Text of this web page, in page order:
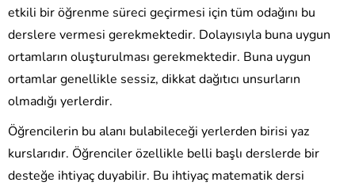
etkili bir öğrenme süreci geçirmesi için tüm odağını bu
derslere vermesi gerekmektedir. Dolayısıyla buna uygun
ortamların oluşturulması gerekmektedir. Buna uygun
ortamlar genellikle sessiz, dikkat dağıtıcı unsurların
olmadığı yerlerdir.
Öğrencilerin bu alanı bulabileceği yerlerden birisi yaz
kurslarıdır. Öğrenciler özellikle belli başlı derslerde bir
desteğe ihtiyaç duyabilir. Bu ihtiyaç matematik dersi